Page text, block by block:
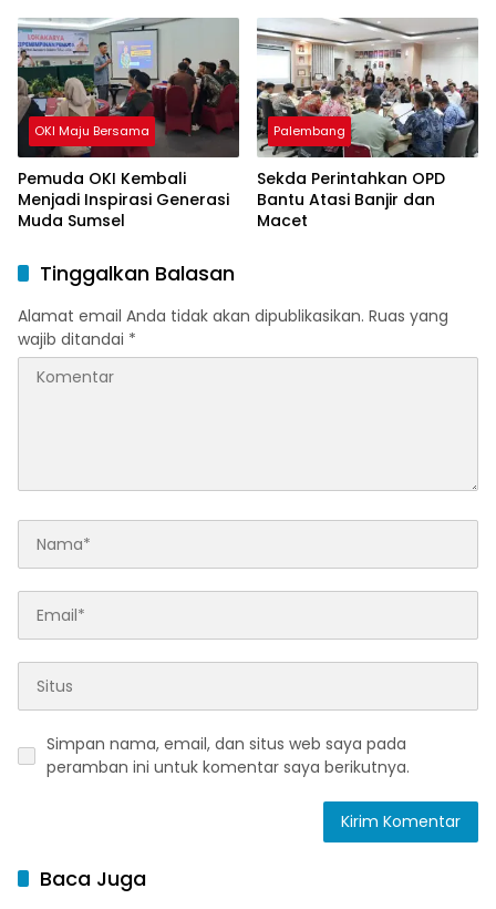
OKI Maju Bersama
Pemuda OKI Kembali
Menjadi Inspirasi Generasi
Muda Sumsel
Palembang
Sekda Perintahkan OPD
Bantu Atasi Banjir dan
Macet
Tinggalkan Balasan
Alamat email Anda tidak akan dipublikasikan. Ruas yang
wajib ditandai *
Simpan nama, email, dan situs web saya pada
peramban ini untuk komentar saya berikutnya.
Baca Juga